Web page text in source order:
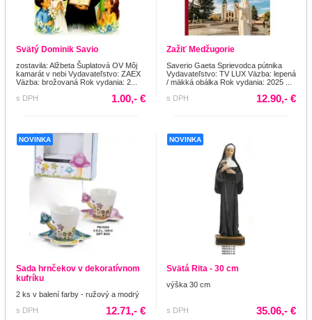
Svätý Dominik Savio
zostavila: Alžbeta Šuplatová OV Môj
kamarát v nebi Vydavateľstvo: ZAEX
Väzba: brožovaná Rok vydania: 2...
s DPH
1.00,- €
Zažiť Medžugorie
Saverio Gaeta Sprievodca pútnika
Vydavateľstvo: TV LUX Väzba: lepená
/ mäkká obálka Rok vydania: 2025 ...
s DPH
12.90,- €
NOVINKA
Sada hrnčekov v dekoratívnom
kufríku
2 ks v balení farby - ružový a modrý
s DPH
12.71,- €
NOVINKA
Svätá Rita - 30 cm
výška 30 cm
s DPH 35.06,- €